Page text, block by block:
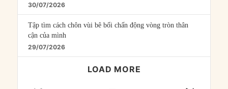
30/07/2026
Tập tìm cách chôn vùi bê bối chấn động vòng tròn thân
cận của mình
29/07/2026
LOAD MORE